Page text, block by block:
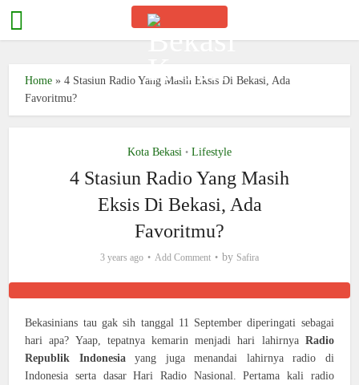
Home »4 Stasiun Radio Yang Masih Eksis Di Bekasi, Ada
Favoritmu?
Kota Bekasi • Lifestyle
4 Stasiun Radio Yang Masih
Eksis Di Bekasi, Ada
Favoritmu?
3 years ago Add Comment by Safira
Bekasinians tau gak sih tanggal 11 September diperingati sebagai
hari apa? Yaap, tepatnya kemarin menjadi hari lahirnya Radio
Republik Indonesiayang juga menandai lahirnya radio di
Indonesia serta dasar Hari Radio Nasional. Pertama kali radio